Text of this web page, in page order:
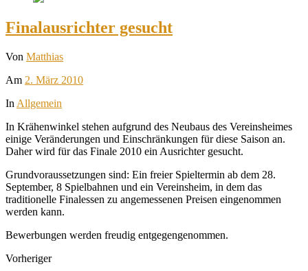
Finalausrichter gesucht
Von Matthias
Am 2. März 2010
In Allgemein
In Krähenwinkel stehen aufgrund des Neubaus des Vereinsheimes
einige Veränderungen und Einschränkungen für diese Saison an.
Daher wird für das Finale 2010 ein Ausrichter gesucht.
Grundvoraussetzungen sind: Ein freier Spieltermin ab dem 28.
September, 8 Spielbahnen und ein Vereinsheim, in dem das
traditionelle Finalessen zu angemessenen Preisen eingenommen
werden kann.
Bewerbungen werden freudig entgegengenommen.
Vorheriger